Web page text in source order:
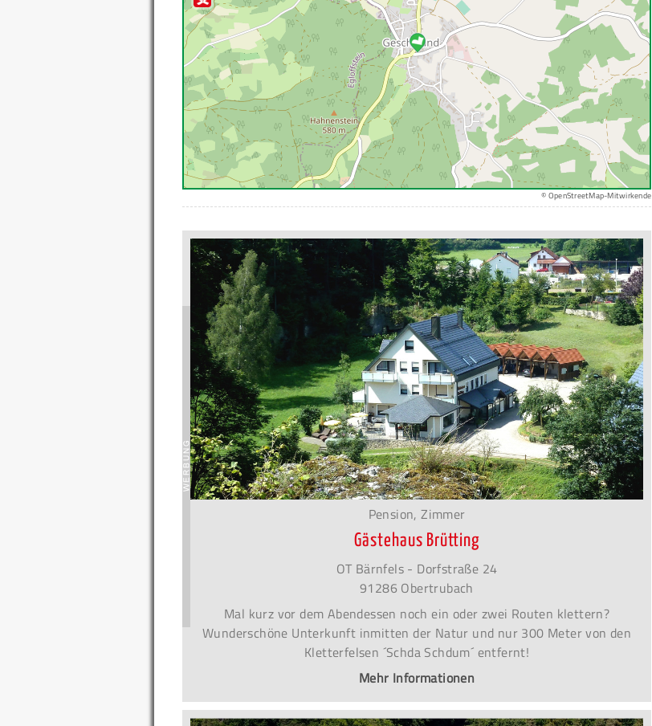
© OpenStreetMap-Mitwirkende
Pension, Zimmer
Gästehaus Brütting
OT Bärnfels - Dorfstraße 24
91286 Obertrubach
Mal kurz vor dem Abendessen noch ein oder zwei Routen klettern?
Wunderschöne Unterkunft inmitten der Natur und nur 300 Meter von den
Kletterfelsen ´Schda Schdum´ entfernt!
Mehr Informationen